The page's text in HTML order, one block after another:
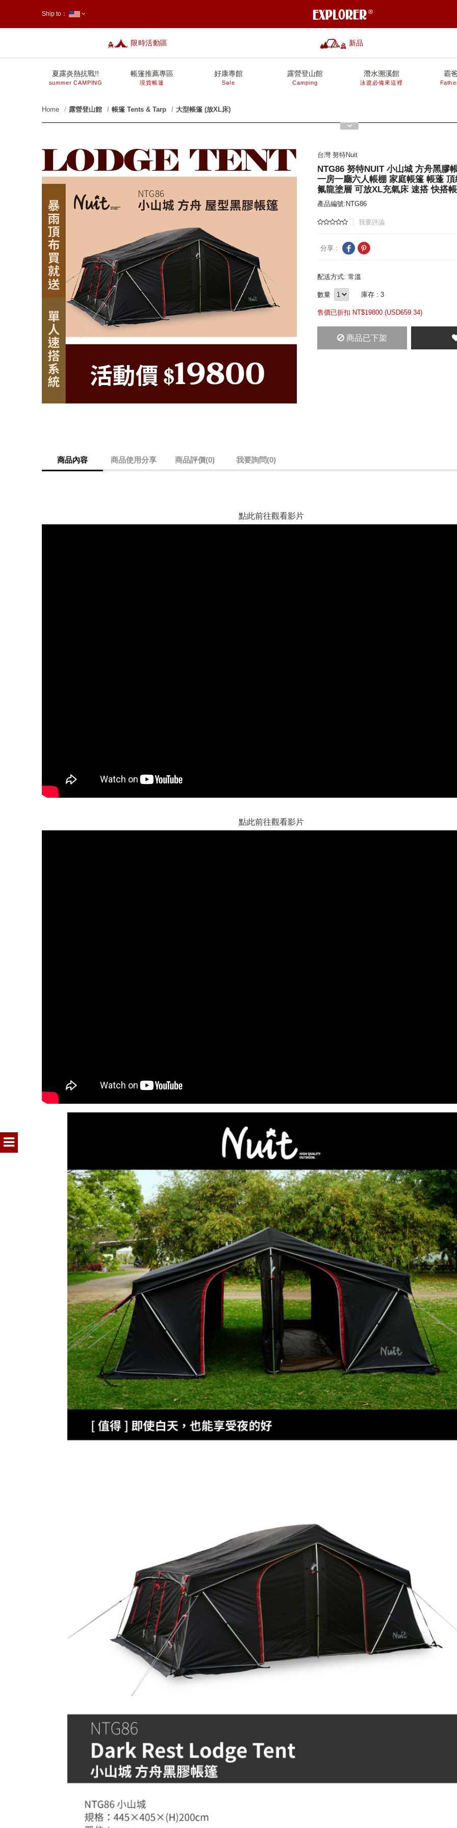
限時活動區 新品
Ship to：
夏露炎熱抗戰!!
summer CAMPING
帳篷推薦專區
現貨帳篷
好康專館
Sale
露營登山館
Camping
潛水溯溪館
泳渡必備來這裡
霸
Home 露營登山館 帳篷 Tents & Tarp 大型帳篷 (放XL床)
prev
台灣 努特Nuit
NTG86 努特NUIT 小山城 方舟黑膠
一房一廳六人帳棚 家庭帳篷 帳蓬
氟龍塗層 可放XL充氣床 速搭 快搭
產品編號:NTG86
我要評論
分享 :
配送方式: 常溫
數量 庫存 : 3
售價已折扣 NT$19800 (USD659.34)
商品已下架
商品內容 商品使用分享 商品評價(0) 我要詢問(0)
點此前往觀看影片
點此前往觀看影片